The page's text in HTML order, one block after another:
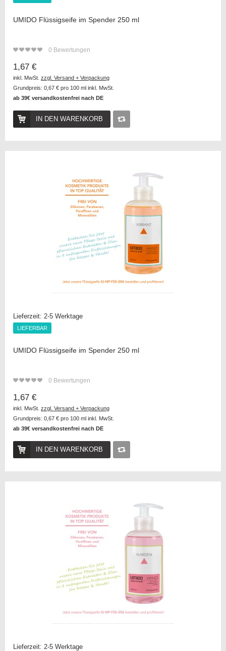
UMIDO Flüssigseife im Spender 250 ml
0 Bewertungen
1,67 €
inkl. MwSt. zzgl. Versand + Verpackung
Grundpreis: 0,67 € pro 100 ml inkl. MwSt.
ab 39€ versandkostenfrei nach DE
IN DEN WARENKORB
Lieferzeit: 2-5 Werktage
UMIDO Flüssigseife im Spender 250 ml
0 Bewertungen
LIEFERBAR
1,67 €
inkl. MwSt. zzgl. Versand + Verpackung
Grundpreis: 0,67 € pro 100 ml inkl. MwSt.
ab 39€ versandkostenfrei nach DE
LIEFERBAR
IN DEN WARENKORB
Lieferzeit: 2-5 Werktage